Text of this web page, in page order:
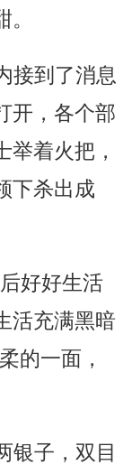
接到了消息
开，各个部
举着火把，
下杀出成
好好生活
活充满黑暗
的一面，
银子，双目